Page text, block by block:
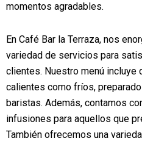
momentos agradables.
En Café Bar la Terraza, nos
variedad de servicios para
clientes. Nuestro menú
calientes como fríos,
baristas. Además, contamos
infusiones para aquellos que
También ofrecemos una